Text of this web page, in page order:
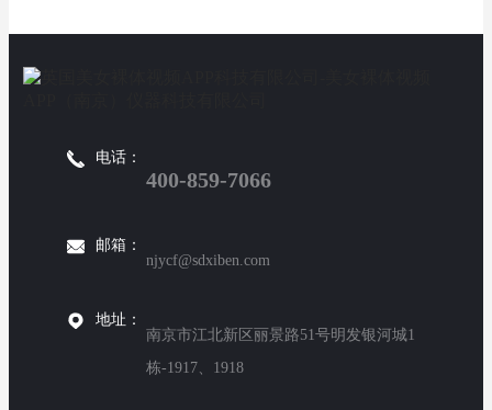
电话：
400-859-7066
邮箱：
njycf@sdxiben.com
地址：
南京市江北新区丽景路51号明发银河城1
栋-1917、1918